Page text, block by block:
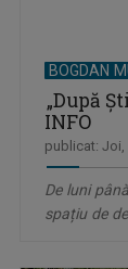
BOGDAN
„După
INFO
publicat: Joi,
De luni
spațiu de